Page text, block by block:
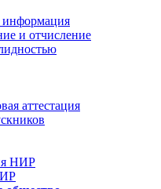
информация
и отчисление
аттестация
НИР